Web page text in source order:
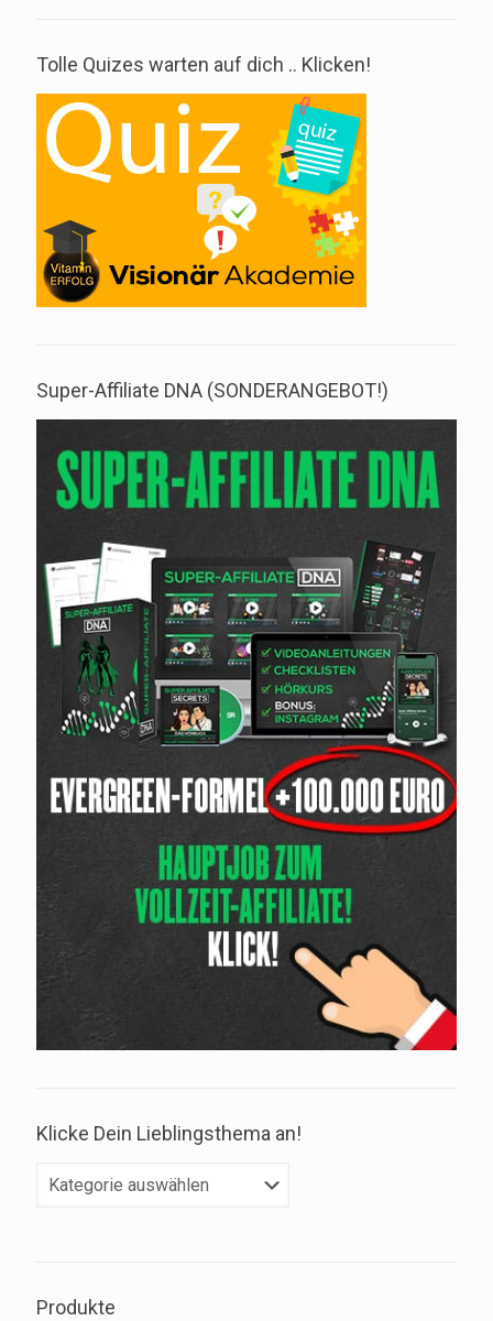
Tolle Quizes warten auf dich .. Klicken!
Super-Affiliate DNA (SONDERANGEBOT!)
Klicke Dein Lieblingsthema an!
Dein
Produkte